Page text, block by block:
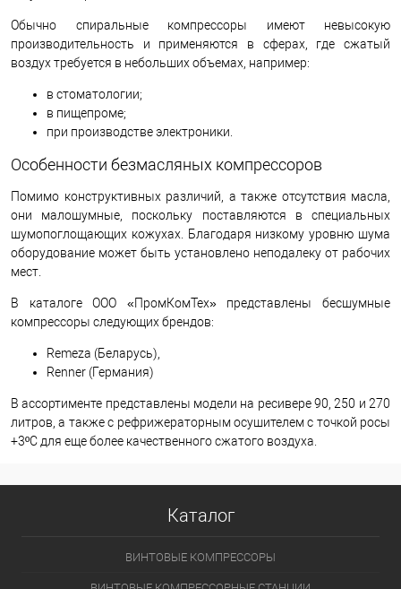
Обычно спиральные компрессоры имеют невысокую
производительность и применяются в сферах, где сжатый
воздух требуется в небольших объемах, например:
в стоматологии;
в пищепроме;
при производстве электроники.
Особенности безмасляных компрессоров
Помимо конструктивных различий, а также отсутствия масла,
они малошумные, поскольку поставляются в специальных
шумопоглощающих кожухах. Благодаря низкому уровню шума
оборудование может быть установлено неподалеку от рабочих
мест.
В каталоге ООО «ПромКомТех» представлены бесшумные
компрессоры следующих брендов:
Remeza (Беларусь),
Renner (Германия)
В ассортименте представлены модели на ресивере 90, 250 и 270
литров, а также с рефрижераторным осушителем с точкой росы
+3ºC для еще более качественного сжатого воздуха.
Каталог
ВИНТОВЫЕ КОМПРЕССОРЫ